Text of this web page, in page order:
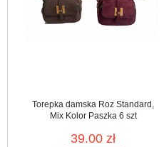
Torepka damska Roz Standard,
Mix Kolor Paszka 6 szt
39.00 zł